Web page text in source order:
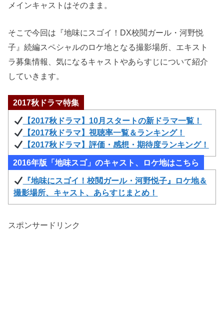
メインキャストはそのまま。
そこで今回は『地味にスゴイ！DX校閲ガール・河野悦
子』続編スペシャルのロケ地となる撮影場所、エキスト
ラ募集情報、気になるキャストやあらすじについて紹介
していきます。
2017秋ドラマ特集
【2017秋ドラマ】10月スタートの新ドラマ一覧！
【2017秋ドラマ】視聴率一覧＆ランキング！
【2017秋ドラマ】評価・感想・期待度ランキング！
2016年版「地味スゴ」のキャスト、ロケ地はこちら
『地味にスゴイ！校閲ガール・河野悦子』ロケ地＆
撮影場所、キャスト、あらすじまとめ！
スポンサードリンク